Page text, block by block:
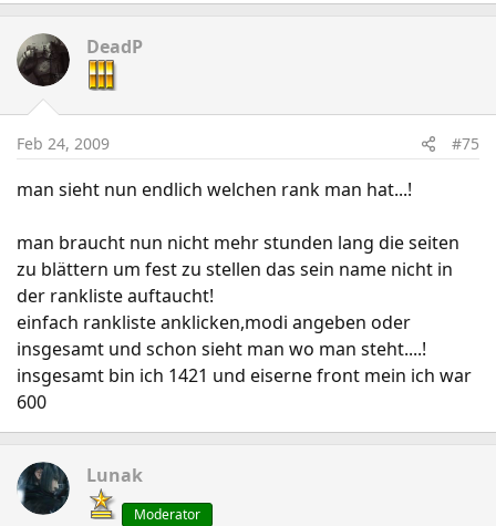
DeadP
Feb 24, 2009 #75
man sieht nun endlich welchen rank man hat...!
man braucht nun nicht mehr stunden lang die seiten
zu blättern um fest zu stellen das sein name nicht in
der rankliste auftaucht!
einfach rankliste anklicken,modi angeben oder
insgesamt und schon sieht man wo man steht....!
insgesamt bin ich 1421 und eiserne front mein ich war
600
Lunak
Moderator